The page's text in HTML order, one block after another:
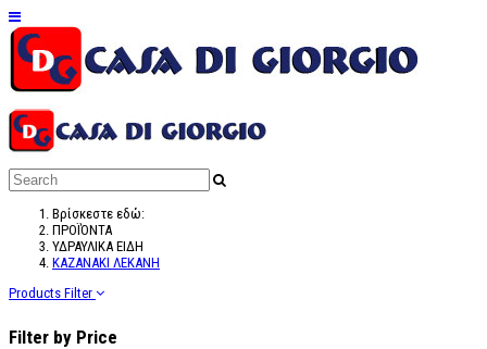
Βρίσκεστε εδώ:
ΠΡΟΪΌΝΤΑ
ΥΔΡΑΥΛΙΚΑ ΕΙΔΗ
ΚΑΖΑΝΑΚΙ ΛΕΚΑΝΗ
Products Filter
Filter by Price